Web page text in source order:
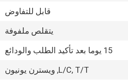
قابل للتفاوض
يتقلص ملفوفة
15 يوما بعد تأكيد الطلب والودائع
L/C, T/T, ويسترن يونيون